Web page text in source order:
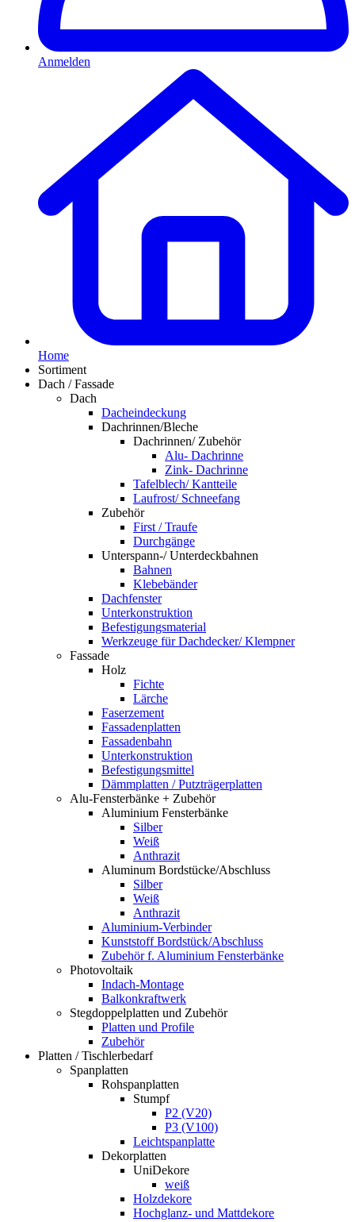
Anmelden
Home
Sortiment
Dach / Fassade
Dach
Dacheindeckung
Dachrinnen/Bleche
Dachrinnen/ Zubehör
Alu- Dachrinne
Zink- Dachrinne
Tafelblech/ Kantteile
Laufrost/ Schneefang
Zubehör
First / Traufe
Durchgänge
Unterspann-/ Unterdeckbahnen
Bahnen
Klebebänder
Dachfenster
Unterkonstruktion
Befestigungsmaterial
Werkzeuge für Dachdecker/ Klempner
Fassade
Holz
Fichte
Lärche
Faserzement
Fassadenplatten
Fassadenbahn
Unterkonstruktion
Befestigungsmittel
Dämmplatten / Putzträgerplatten
Alu-Fensterbänke + Zubehör
Aluminium Fensterbänke
Silber
Weiß
Anthrazit
Aluminum Bordstücke/Abschluss
Silber
Weiß
Anthrazit
Aluminium-Verbinder
Kunststoff Bordstück/Abschluss
Zubehör f. Aluminium Fensterbänke
Photovoltaik
Indach-Montage
Balkonkraftwerk
Stegdoppelplatten und Zubehör
Platten und Profile
Zubehör
Platten / Tischlerbedarf
Spanplatten
Rohspanplatten
Stumpf
P2 (V20)
P3 (V100)
Leichtspanplatte
Dekorplatten
UniDekore
weiß
Holzdekore
Hochglanz- und Mattdekore